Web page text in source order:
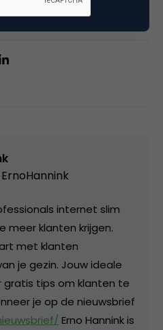
ErnoHannink
internet slim
meer klanten krijgen.
met klanten
je gezin. Jouw ideale
gratis tips om klanten te
je op de nieuwsbrief
Erno Hannink is